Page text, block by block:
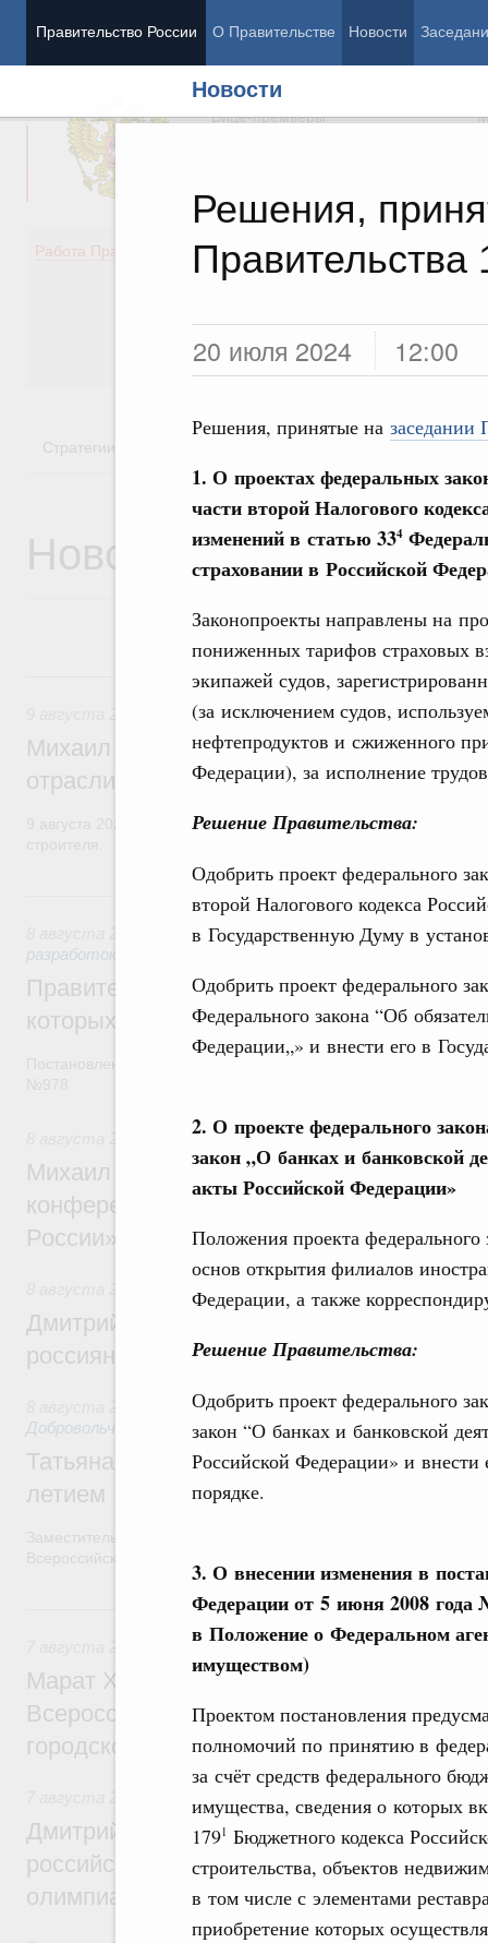
Правительство России О Правительстве Новости
Новости
Решения,
Правительства
20 июля 2024 12:00
Решения, принятые на заседании
1. О проектах федеральных
части второй Налогового
изменений в статью 334
страховании в Российской
Законопроекты направлены на
пониженных тарифов страховых
экипажей судов,
(за исключением судов,
нефтепродуктов и сжиженного
Федерации), за исполнение
Решение Правительства:
Одобрить проект федерального
второй Налогового кодекса
в Государственную Думу в
Одобрить проект федерального
Федерального закона “Об
Федерации„» и внести его в
2. О проекте федерального
закон „О банках и банковской
акты Российской Федерации»
Положения проекта
основ открытия филиалов
Федерации, а также
Решение Правительства:
Одобрить проект федерального
закон “О банках и банковской
Российской Федерации» и
порядке.
3. О внесении изменения в
Федерации от 5 июня 2008 года
в Положение о Федеральном
имуществом)
Проектом постановления
полномочий по принятию в
за счёт средств федерального
имущества, сведения о которых
1791 Бюджетного кодекса
строительства, объектов
в том числе с элементами
приобретение которых
Председатель Правительства
Вице-премьеры
Работа Правительства
Демография
Здоровье
Общество
Государство
Стратегии
Новости
9 августа, воскресенье
Регулирование в сфере строительства
Михаил Мишустин поздравил
отрасли с профессиональным
9 августа 2026 года отмечается профессиональный праздник
8 августа, суббота
Государственная политика в сфере
разработок
Правительство расширило перечень
которых освобождаются от НДФЛ
Отрасль информационных технологий
Михаил Мишустин дал поручения по
конференции «Цифровая индустрия
России»
Спорт высших достижений и массовый
Дмитрий Чернышенко и Михаил
россиян с Днём физкультурника
Социальные инновации. Некоммерческие
Добровольчество и волонтёрство. Благотворительность
Татьяна Голикова поздравила
летием
7 августа, пятница
Экономика городов. Городская среда
Марат Хуснуллин провёл заседание
Всероссийского конкурса лучших
городской среды
Дмитрий Чернышенко и Сергей Кравцов
российскую сборную с победой на
олимпиаде по искусственному